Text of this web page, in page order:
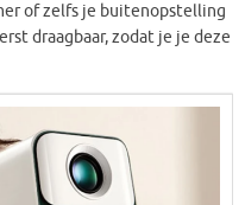
of zelfs je buitenopstelling
draagbaar, zodat je je deze